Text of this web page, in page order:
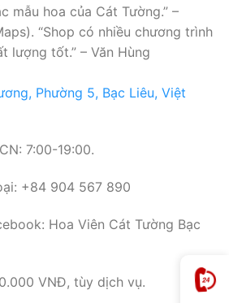
mẫu hoa của Cát Tường.” –
“Shop có nhiều chương trình
lượng tốt.” – Văn Hùng
Phường 5, Bạc Liêu, Việt
7:00-19:00.
+84 904 567 890
Hoa Viên Cát Tường Bạc
VNĐ, tùy dịch vụ.